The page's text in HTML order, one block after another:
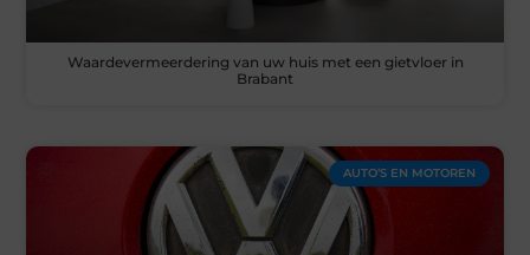
Waardevermeerdering van uw huis met een gietvloer in
Brabant
AUTO’S EN MOTOREN